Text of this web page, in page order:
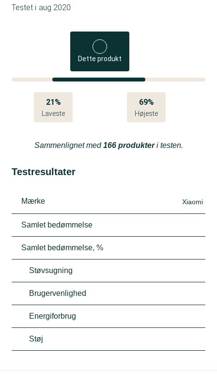
Testet i aug 2020
Dette produkt
21%
Laveste
69%
Højeste
Sammenlignet med166 produkteri testen.
Testresultater
Mærke Xiaomi
Samlet bedømmelse
Samlet bedømmelse, %
Støvsugning
Brugervenlighed
Energiforbrug
Støj